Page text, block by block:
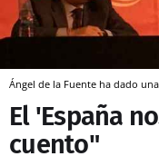
Ángel de la Fuente ha dado
El 'España
cuento"